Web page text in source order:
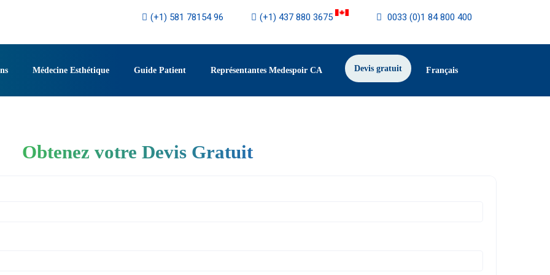
(+1) 581 78154 96 (+1) 437 880 3675 0033 (0)1 84 800 400
Médecine Esthétique Guide Patient Représentantes Medespoir CA Devis gratuit Français
Obtenez votre Devis Gratuit